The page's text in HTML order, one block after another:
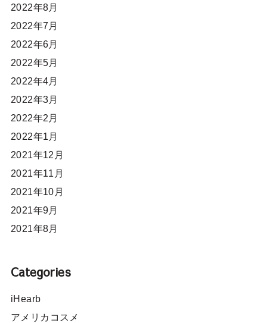
2022年8月
2022年7月
2022年6月
2022年5月
2022年4月
2022年3月
2022年2月
2022年1月
2021年12月
2021年11月
2021年10月
2021年9月
2021年8月
Categories
iHearb
アメリカコスメ